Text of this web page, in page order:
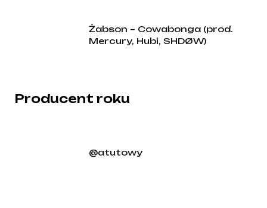
Żabson – Cowabonga (prod.
Mercury, Hubi, SHDØW)
Producent roku
@atutowy